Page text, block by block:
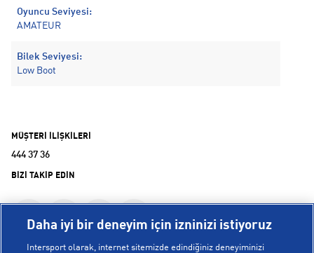
Oyuncu Seviyesi:
AMATEUR
Bilek Seviyesi:
Low Boot
MÜŞTERİ İLİŞKİLERİ
444 37 36
BİZİ TAKİP EDİN
Daha iyi bir deneyim için izninizi istiyoruz
Intersport olarak, internet sitemizde edindiğiniz deneyiminizi